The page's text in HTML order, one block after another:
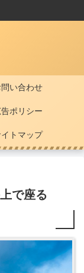
問い合わせ
告ポリシー
トマップ
で座る